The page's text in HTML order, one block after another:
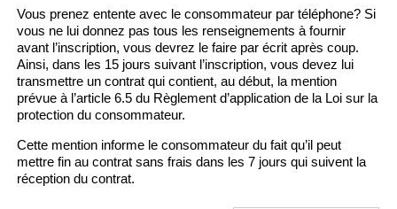
Vous prenez entente avec le consommateur par téléphone? Si
vous ne lui donnez pas tous les renseignements à fournir
avant l’inscription, vous devrez le faire par écrit après coup.
Ainsi, dans les 15 jours suivant l’inscription, vous devez lui
transmettre un contrat qui contient, au début, la mention
prévue à l’article 6.5 du Règlement d’application de la Loi sur la
protection du consommateur.
Cette mention informe le consommateur du fait qu’il peut
mettre fin au contrat sans frais dans les 7 jours qui suivent la
réception du contrat.